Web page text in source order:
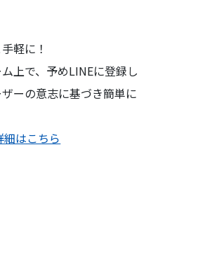
軽に！
上で、予めLINEに登録し
ーの意志に基づき簡単に
はこちら